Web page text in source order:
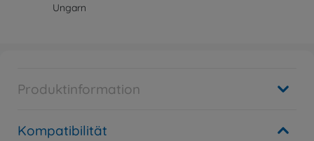
Ungarn
Produktinformation
Kompatibilität